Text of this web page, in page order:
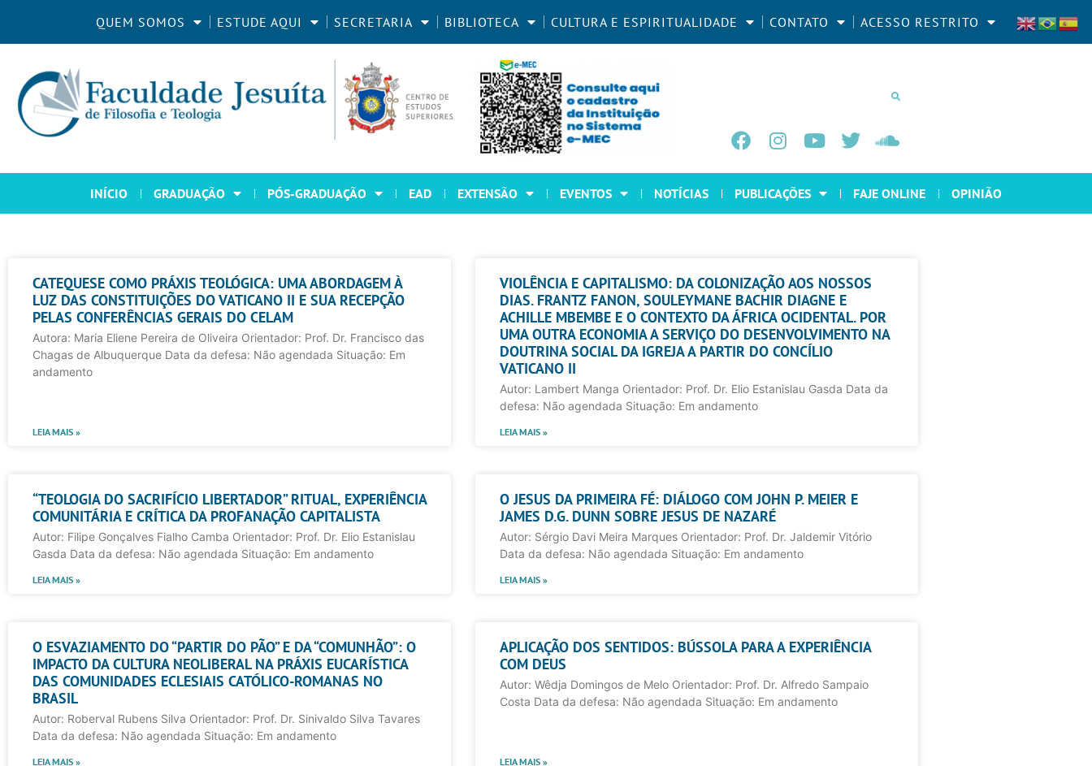
QUEM SOMOS ESTUDE AQUI SECRETARIA BIBLIOTECA CULTURA E ESPIRITUALIDADE CONTATO ACESSO RESTRITO
INÍCIO GRADUAÇÃO PÓS-GRADUAÇÃO EAD EXTENSÃO EVENTOS NOTÍCIAS PUBLICAÇÕES FAJE ONLINE OPINIÃO
CATEQUESE COMO PRÁXIS TEOLÓGICA: UMA ABORDAGEM À
LUZ DAS CONSTITUIÇÕES DO VATICANO II E SUA RECEPÇÃO
PELAS CONFERÊNCIAS GERAIS DO CELAM
Autora: Maria Eliene Pereira de Oliveira Orientador: Prof. Dr. Francisco das
Chagas de Albuquerque Data da defesa: Não agendada Situação: Em
andamento
LEIA MAIS »
VIOLÊNCIA E CAPITALISMO: DA COLONIZAÇÃO AOS NOSSOS
DIAS. FRANTZ FANON, SOULEYMANE BACHIR DIAGNE E
ACHILLE MBEMBE E O CONTEXTO DA ÁFRICA OCIDENTAL. POR
UMA OUTRA ECONOMIA A SERVIÇO DO DESENVOLVIMENTO NA
DOUTRINA SOCIAL DA IGREJA A PARTIR DO CONCÍLIO
VATICANO II
Autor: Lambert Manga Orientador: Prof. Dr. Elio Estanislau Gasda Data da
defesa: Não agendada Situação: Em andamento
LEIA MAIS »
“TEOLOGIA DO SACRIFÍCIO LIBERTADOR” RITUAL, EXPERIÊNCIA
COMUNITÁRIA E CRÍTICA DA PROFANAÇÃO CAPITALISTA
Autor: Filipe Gonçalves Fialho Camba Orientador: Prof. Dr. Elio Estanislau
Gasda Data da defesa: Não agendada Situação: Em andamento
LEIA MAIS »
O JESUS DA PRIMEIRA FÉ: DIÁLOGO COM JOHN P. MEIER E
JAMES D.G. DUNN SOBRE JESUS DE NAZARÉ
Autor: Sérgio Davi Meira Marques Orientador: Prof. Dr. Jaldemir Vitório
Data da defesa: Não agendada Situação: Em andamento
LEIA MAIS »
O ESVAZIAMENTO DO “PARTIR DO PÃO” E DA “COMUNHÃO”: O
IMPACTO DA CULTURA NEOLIBERAL NA PRÁXIS EUCARÍSTICA
DAS COMUNIDADES ECLESIAIS CATÓLICO-ROMANAS NO
BRASIL
Autor: Roberval Rubens Silva Orientador: Prof. Dr. Sinivaldo Silva Tavares
Data da defesa: Não agendada Situação: Em andamento
LEIA MAIS »
APLICAÇÃO DOS SENTIDOS: BÚSSOLA PARA A EXPERIÊNCIA
COM DEUS
Autor: Wêdja Domingos de Melo Orientador: Prof. Dr. Alfredo Sampaio
Costa Data da defesa: Não agendada Situação: Em andamento
LEIA MAIS »